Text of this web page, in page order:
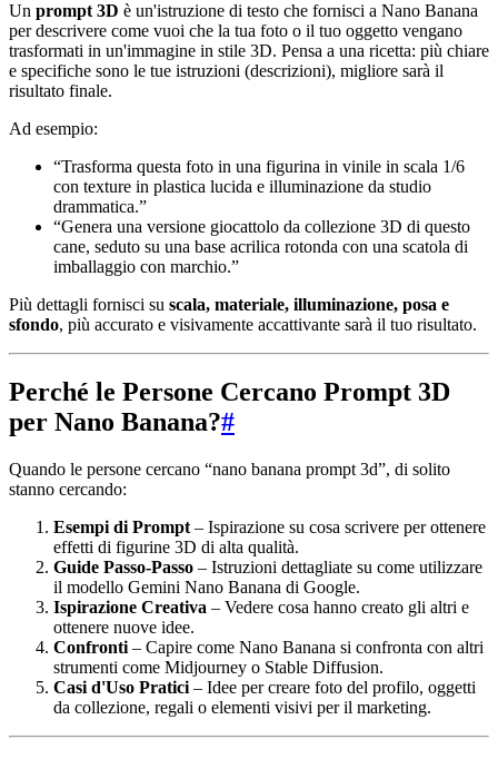
Un prompt 3D è un'istruzione di testo che fornisci a Nano Banana
per descrivere come vuoi che la tua foto o il tuo oggetto vengano
trasformati in un'immagine in stile 3D. Pensa a una ricetta: più chiare
e specifiche sono le tue istruzioni (descrizioni), migliore sarà il
risultato finale.
Ad esempio:
“Trasforma questa foto in una figurina in vinile in scala 1/6
con texture in plastica lucida e illuminazione da studio
drammatica.”
“Genera una versione giocattolo da collezione 3D di questo
cane, seduto su una base acrilica rotonda con una scatola di
imballaggio con marchio.”
Più dettagli fornisci su scala, materiale, illuminazione, posa e
sfondo, più accurato e visivamente accattivante sarà il tuo risultato.
Perché le Persone Cercano Prompt 3D
per Nano Banana?#
Quando le persone cercano “nano banana prompt 3d”, di solito
stanno cercando:
Esempi di Prompt – Ispirazione su cosa scrivere per ottenere
effetti di figurine 3D di alta qualità.
Guide Passo-Passo – Istruzioni dettagliate su come utilizzare
il modello Gemini Nano Banana di Google.
Ispirazione Creativa – Vedere cosa hanno creato gli altri e
ottenere nuove idee.
Confronti – Capire come Nano Banana si confronta con altri
strumenti come Midjourney o Stable Diffusion.
Casi d'Uso Pratici – Idee per creare foto del profilo, oggetti
da collezione, regali o elementi visivi per il marketing.